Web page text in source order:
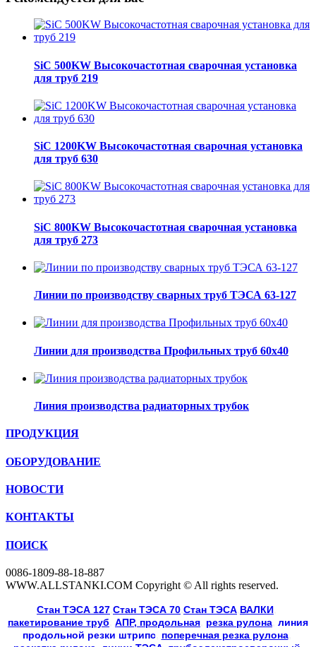
SiC 500KW Высокочастотная сварочная установка
для труб 219
SiC 1200KW Высокочастотная сварочная установка
для труб 630
SiC 800KW Высокочастотная сварочная установка
для труб 273
Линии по производству сварных труб ТЭСА 63-127
Линии для производства Профильных труб 60х40
Линия производства радиаторных трубок
ПРОДУКЦИЯ
ОБОРУДОВАНИЕ
НОВОСТИ
КОНТАКТЫ
ПОИСК
0086-1809-88-18-887
WWW.ALLSTANKI.COM Copyright © All rights reserved.
Cтан ТЭСА 127 Cтан ТЭСА 70 Cтан ТЭСА ВАЛКИ
пакетирование труб АПР, продольная резка рулона линия
продольной резки штрипс, поперечная резка рулона